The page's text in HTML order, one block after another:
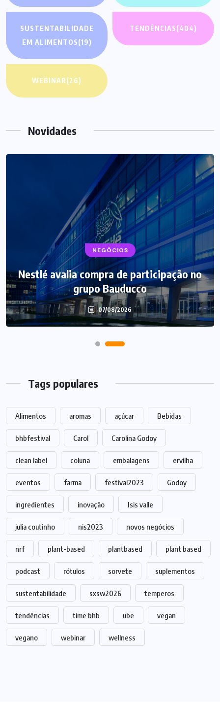
SUSTENTABILIDADE
EM ALIMENTOS(19)
TENDÊNCIAS(404)
WEBINAR(26)
Novidades
NEGÓCIOS
Nestlé avalia compra de participação no
grupo Bauducco
07/08/2026
NEGÓCIOS
Bauducco inaugura maior fábrica nos
Estados Unidos
07/08/2026
Tags populares
Alimentos aromas açúcar Bebidas
bhbfestival Carol Carolina Godoy
clean label coluna embalagens ervilha
eventos farma festival2023 Godoy
ingredientes inovação Isis valle
julia coutinho nis2023 novos negócios
nrf plant-based plantbased plant based
podcast rótulos sorvete suplementos
sustentabilidade sxsw2026 temperos
tendências time bhb ube vegan
vegano webinar wellness